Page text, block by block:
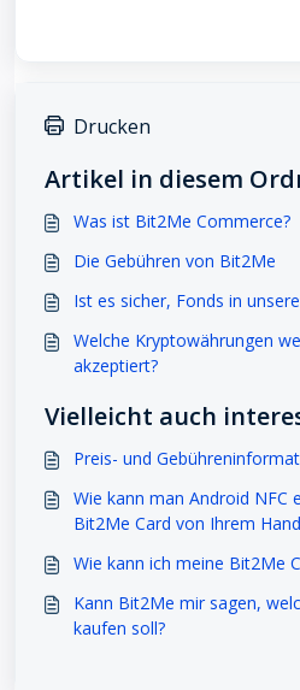
Drucken
Artikel in diesem
Was ist Bit2Me Commerce?
Die Gebühren von Bit2Me
Ist es sicher, Fonds in
Welche Kryptowährungen
akzeptiert?
Vielleicht auch
Preis- und
Wie kann man Android NFC
Bit2Me Card von Ihrem
Wie kann ich meine Bit2Me
Kann Bit2Me mir sagen,
kaufen soll?